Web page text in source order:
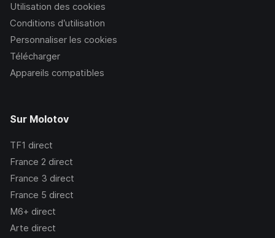
Utilisation des cookies
Conditions d’utilisation
Personnaliser les cookies
Télécharger
Appareils compatibles
Sur Molotov
TF1 direct
France 2 direct
France 3 direct
France 5 direct
M6+ direct
Arte direct